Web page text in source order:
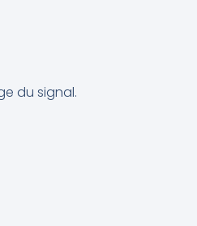
du signal.